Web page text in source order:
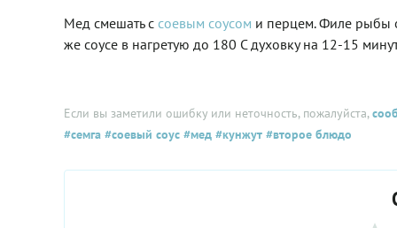
Мед смешать с соевым соусом и перцем. Филе рыбы
же соусе в нагретую до 180 C духовку на 12-15
Если вы заметили ошибку или неточность, пожалуйста,
#семга #соевый соус #мед #кунжут #второе блюдо